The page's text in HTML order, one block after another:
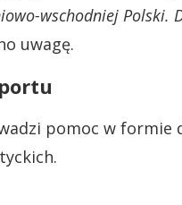
wschodniej Polski.
uwagę.
pomoc w